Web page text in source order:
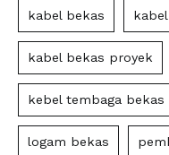
kabel bekas
kabel bekas proyek
kebel tembaga bekas
logam bekas